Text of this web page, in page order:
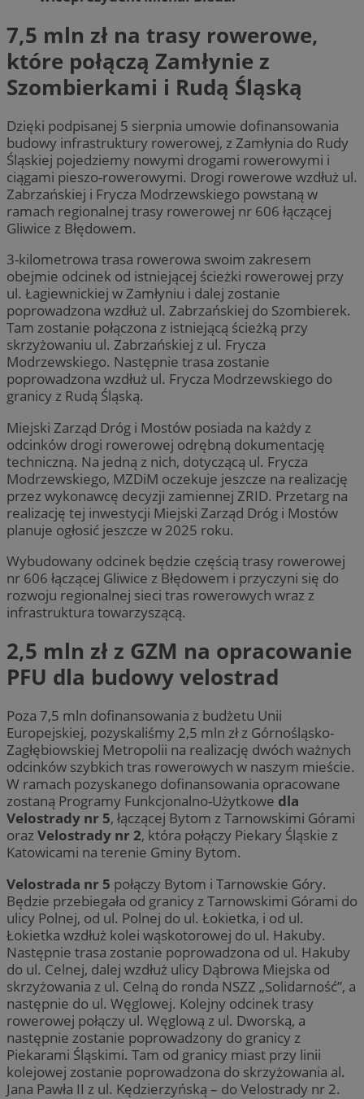
7,5 mln zł na trasy rowerowe,
które połączą Zamłynie z
Szombierkami i Rudą Śląską
Dzięki podpisanej 5 sierpnia umowie dofinansowania
budowy infrastruktury rowerowej, z Zamłynia do Rudy
Śląskiej pojedziemy nowymi drogami rowerowymi i
ciągami pieszo-rowerowymi. Drogi rowerowe wzdłuż ul.
Zabrzańskiej i Frycza Modrzewskiego powstaną w
ramach regionalnej trasy rowerowej nr 606 łączącej
Gliwice z Błędowem.
3-kilometrowa trasa rowerowa swoim zakresem
obejmie odcinek od istniejącej ścieżki rowerowej przy
ul. Łagiewnickiej w Zamłyniu i dalej zostanie
poprowadzona wzdłuż ul. Zabrzańskiej do Szombierek.
Tam zostanie połączona z istniejącą ścieżką przy
skrzyżowaniu ul. Zabrzańskiej z ul. Frycza
Modrzewskiego. Następnie trasa zostanie
poprowadzona wzdłuż ul. Frycza Modrzewskiego do
granicy z Rudą Śląską.
Miejski Zarząd Dróg i Mostów posiada na każdy z
odcinków drogi rowerowej odrębną dokumentację
techniczną. Na jedną z nich, dotyczącą ul. Frycza
Modrzewskiego, MZDiM oczekuje jeszcze na realizację
przez wykonawcę decyzji zamiennej ZRID. Przetarg na
realizację tej inwestycji Miejski Zarząd Dróg i Mostów
planuje ogłosić jeszcze w 2025 roku.
Wybudowany odcinek będzie częścią trasy rowerowej
nr 606 łączącej Gliwice z Błędowem i przyczyni się do
rozwoju regionalnej sieci tras rowerowych wraz z
infrastruktura towarzyszącą.
2,5 mln zł z GZM na opracowanie
PFU dla budowy velostrad
Poza 7,5 mln dofinansowania z budżetu Unii
Europejskiej, pozyskaliśmy 2,5 mln zł z Górnośląsko-
Zagłębiowskiej Metropolii na realizację dwóch ważnych
odcinków szybkich tras rowerowych w naszym mieście.
W ramach pozyskanego dofinansowania opracowane
zostaną Programy Funkcjonalno-Użytkowe dla
Velostrady nr 5, łączącej Bytom z Tarnowskimi Górami
orazVelostrady nr 2, która połączy Piekary Śląskie z
Katowicami na terenie Gminy Bytom.
Velostrada nr 5 połączy Bytom i Tarnowskie Góry.
Będzie przebiegała od granicy z Tarnowskimi Górami do
ulicy Polnej, od ul. Polnej do ul. Łokietka, i od ul.
Łokietka wzdłuż kolei wąskotorowej do ul. Hakuby.
Następnie trasa zostanie poprowadzona od ul. Hakuby
do ul. Celnej, dalej wzdłuż ulicy Dąbrowa Miejska od
skrzyżowania z ul. Celną do ronda NSZZ „Solidarność”, a
następnie do ul. Węglowej. Kolejny odcinek trasy
rowerowej połączy ul. Węglową z ul. Dworską, a
następnie zostanie poprowadzony do granicy z
Piekarami Śląskimi. Tam od granicy miast przy linii
kolejowej zostanie poprowadzona do skrzyżowania al.
Jana Pawła II z ul. Kędzierzyńską – do Velostrady nr 2.